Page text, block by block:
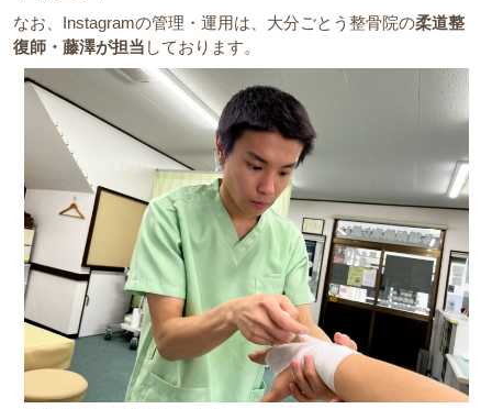
なお、Instagramの管理・運用は、大分ごとう整骨院の柔道整
復師・藤澤が担当 しております。